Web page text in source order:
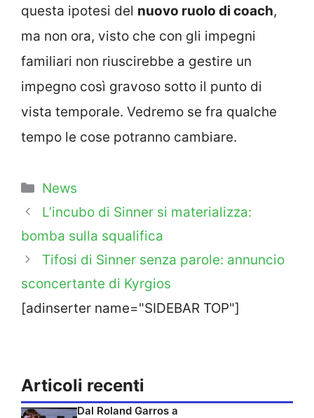
questa ipotesi del nuovo ruolo di coach,
ma non ora, visto che con gli impegni
familiari non riuscirebbe a gestire un
impegno così gravoso sotto il punto di
vista temporale. Vedremo se fra qualche
tempo le cose potranno cambiare.
Categorie
News
L’incubo di Sinner si materializza:
bomba sulla squalifica
Tifosi di Sinner senza parole: annuncio
sconcertante di Kyrgios
[adinserter name="SIDEBAR TOP"]
Articoli recenti
Dal Roland Garros a